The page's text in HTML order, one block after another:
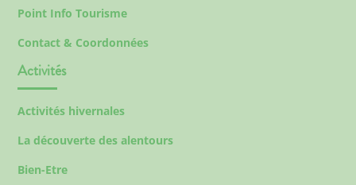
Point Info Tourisme
Contact & Coordonnées
Activités
Activités hivernales
La découverte des alentours
Bien-Etre